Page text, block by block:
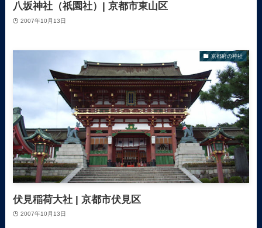
八坂神社（祇園社）| 京都市東山区
2007年10月13日
京都府の神社
伏見稲荷大社 | 京都市伏見区
2007年10月13日